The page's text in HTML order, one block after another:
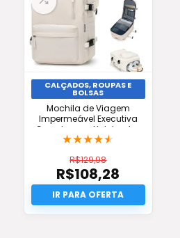
CALÇADOS, ROUPAS E
BOLSAS
Mochila de Viagem
Impermeável Executiva
Grande para Notebook –
Frete Grátis
★★★★★
R$129,98
O
preço
original
era:
R$108,28
O
preço
atual